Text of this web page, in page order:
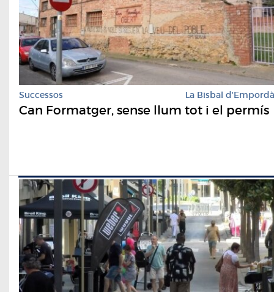
Successos La Bisbal d'Empordà
Can Formatger, sense llum tot i el permís